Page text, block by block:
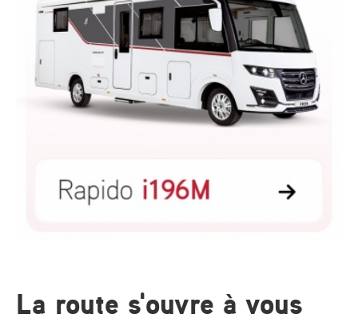
La route s'ouvre à vous